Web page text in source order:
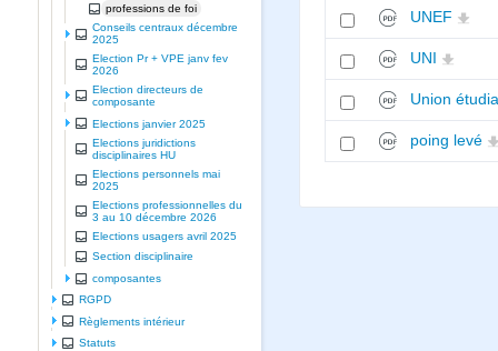
professions de foi
Conseils centraux décembre
2025
Election Pr + VPE janv fev
2026
Election directeurs de
composante
Elections janvier 2025
Elections juridictions
disciplinaires HU
Elections personnels mai
2025
Elections professionnelles du
3 au 10 décembre 2026
Elections usagers avril 2025
Section disciplinaire
composantes
RGPD
Règlements intérieur
Statuts
UNEF
UNI
Union
poing levé